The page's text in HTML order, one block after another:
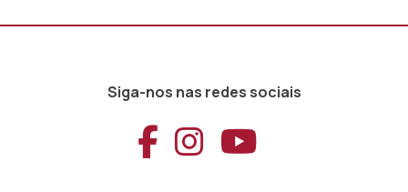
Siga-nos nas redes sociais
Aceder ao
Aceder ao
Aceder